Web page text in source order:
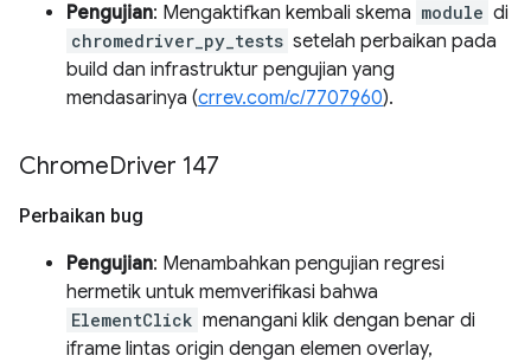
Pengujian: Mengaktifkan kembali skema module di
chromedriver_py_tests setelah perbaikan pada
build dan infrastruktur pengujian yang
mendasarinya (crrev.com/c/7707960).
ChromeDriver 147
Perbaikan bug
Pengujian: Menambahkan pengujian regresi
hermetik untuk memverifikasi bahwa
ElementClick menangani klik dengan benar di
iframe lintas origin dengan elemen overlay,